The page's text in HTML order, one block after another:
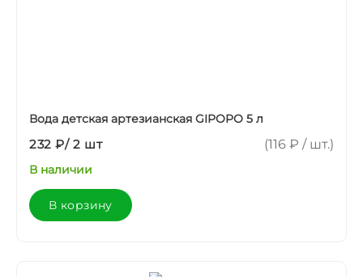
Вода детская артезианская GIPOPO 5 л
232 ₽/2 шт (116 ₽ / шт.)
В наличии
В корзину